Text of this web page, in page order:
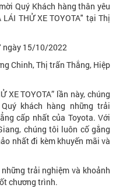
Quý Khách hàng thân yêu
THỬ XE TOYOTA" tại Thị
ngày 15/10/2022
Chinh, Thị trấn Thắng, Hiệp
XE TOYOTA” lần này, chúng
khách hàng những trải
cấp nhất của Toyota. Với
chúng tôi luôn cố gắng
nhất đi kèm khuyến mãi và
trải nghiệm và khoảnh
chương trình.